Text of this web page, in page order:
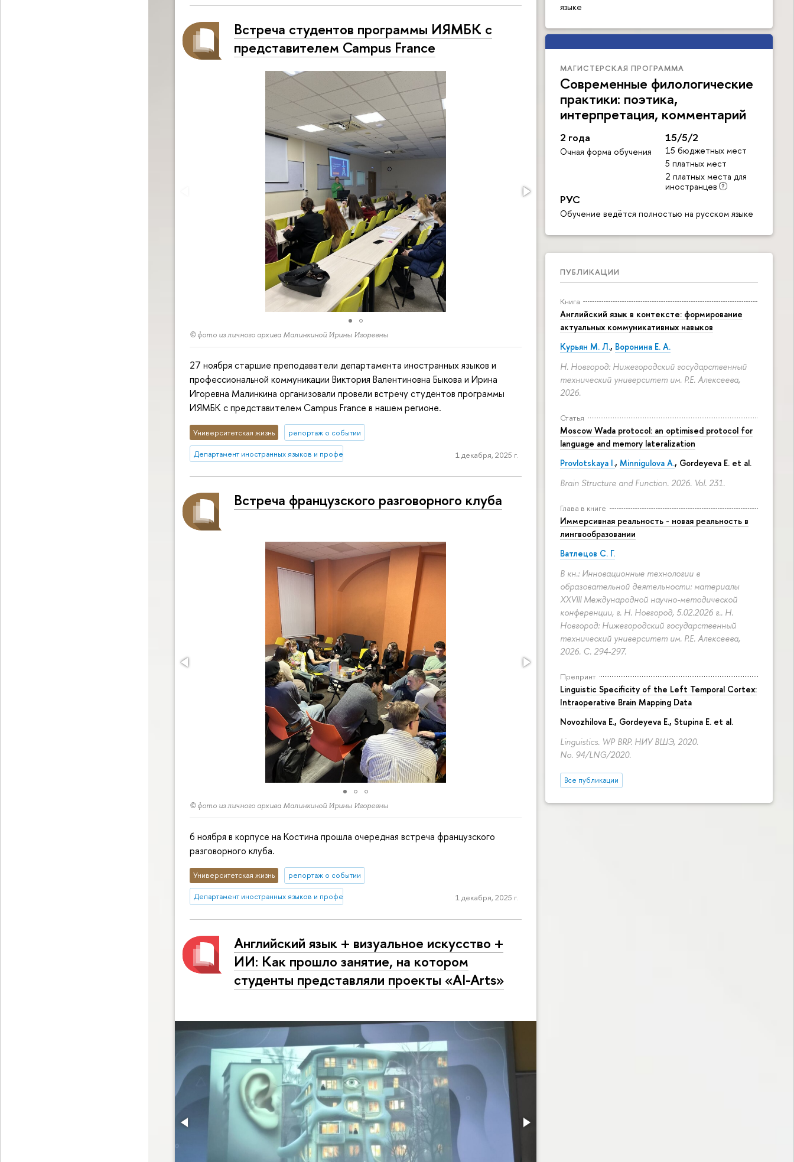
языке
МАГИСТЕРСКАЯ ПРОГРАММА
Современные филологические
практики: поэтика,
интерпретация, комментарий
2 года
Очная форма обучения
15/5/2
15 бюджетных мест
5 платных мест
2 платных места для
иностранцев
РУС
Обучение ведётся полностью на русском языке
ПУБЛИКАЦИИ
Книга
Английский язык в контексте: формирование
актуальных коммуникативных навыков
Курьян М. Л., Воронина Е. А.
Н. Новгород: Нижегородский государственный
технический университет им. Р.Е. Алексеева,
2026.
Статья
Moscow Wada protocol: an optimised protocol for
language and memory lateralization
Provlotskaya I., Minnigulova A., Gordeyeva E. et al.
Brain Structure and Function. 2026. Vol. 231.
Глава в книге
Иммерсивная реальность - новая реальность в
лингвообразовании
Ватлецов С. Г.
В кн.: Инновационные технологии в
образовательной деятельности: материалы
XXVIII Международной научно-методической
конференции, г. Н. Новгород, 5.02.2026 г.. Н.
Новгород: Нижегородский государственный
технический университет им. Р.Е. Алексеева,
2026. С. 294-297.
Препринт
Linguistic Specificity of the Left Temporal Cortex:
Intraoperative Brain Mapping Data
Novozhilova E., Gordeyeva E., Stupina E. et al.
Linguistics. WP BRP. НИУ ВШЭ, 2020.
No. 94/LNG/2020.
Все публикации
Встреча студентов программы ИЯМБК с
представителем Campus France
© фото из личного архива Малинкиной Ирины Игоревны
27 ноября старшие преподаватели департамента иностранных языков и
профессиональной коммуникации Виктория Валентиновна Быкова и Ирина
Игоревна Малинкина организовали провели встречу студентов программы
ИЯМБК с представителем Campus France в нашем регионе.
Университетская жизнь репортаж о событии
Департамент иностранных языков и профессиональной коммуникации 1 декабря, 2025 г.
Встреча французского разговорного клуба
© фото из личного архива Малинкиной Ирины Игоревны
6 ноября в корпусе на Костина прошла очередная встреча французского
разговорного клуба.
Университетская жизнь репортаж о событии
Департамент иностранных языков и профессиональной коммуникации 1 декабря, 2025 г.
Английский язык + визуальное искусство +
ИИ: Как прошло занятие, на котором
студенты представляли проекты «AI-Arts»